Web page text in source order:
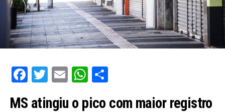
Facebook
Twitter
EmailWhatsApp
Share
MS atingiu o pico com maior registro